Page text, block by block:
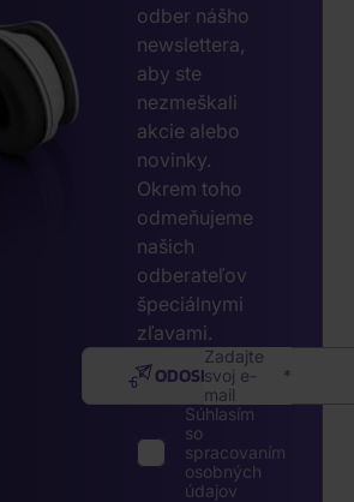
odber nášho
newslettera,
aby ste
nezmeškali
akcie alebo
novinky.
Okrem toho
odmeňujeme
našich
odberateľov
špeciálnymi
zľavami.
Zadajte
svoj e-
mail
ODOSLAŤ
Súhlasím
so
spracovaním
osobných
údajov